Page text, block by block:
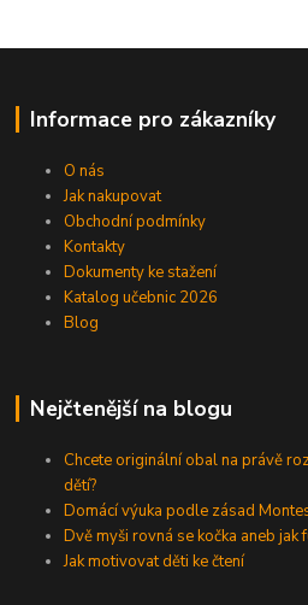
Informace pro zákazníky
O nás
Jak nakupovat
Obchodní podmínky
Kontakty
Dokumenty ke stažení
Katalog učebnic 2026
Blog
Nejčtenější na blogu
Chcete originální obal na právě
dětí?
Domácí výuka podle zásad
Dvě myši rovná se kočka aneb jak
Jak motivovat děti ke čtení